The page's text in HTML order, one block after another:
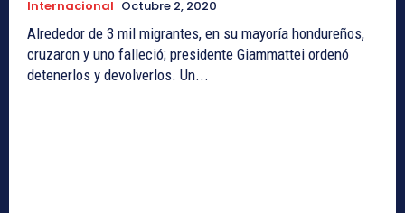
Internacional Octubre 2, 2020
Alrededor de 3 mil migrantes, en su mayoría hondureños,
cruzaron y uno falleció; presidente Giammattei ordenó
detenerlos y devolverlos. Un...